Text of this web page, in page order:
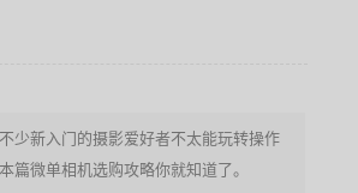
少新入门的摄影爱好者不太能玩转操作
微单相机选购攻略你就知道了。